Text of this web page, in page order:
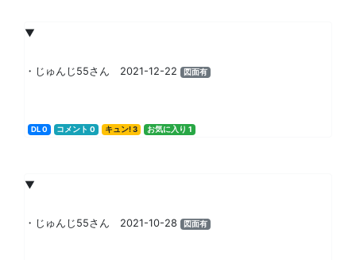
▼
・じゅんじ55さん 2021-12-22 図面有
DL 0 コメント 0 キュン! 3 お気に入り 1
▼
・じゅんじ55さん 2021-10-28 図面有